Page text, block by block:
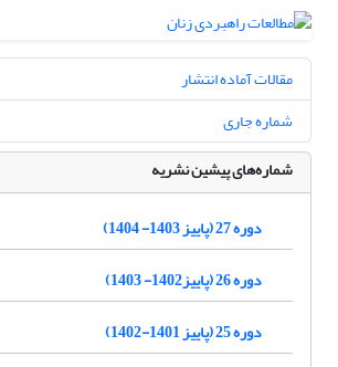
مقالات آماده انتشار
شماره جاری
شماره‌های پیشین نشریه
دوره 27 (پاییز 1403- 1404)
دوره 26 (پاییز1402- 1403)
دوره 25 (پاییز 1401-1402)